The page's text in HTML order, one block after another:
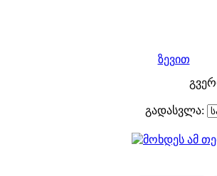
ზევით
გადასვლა: